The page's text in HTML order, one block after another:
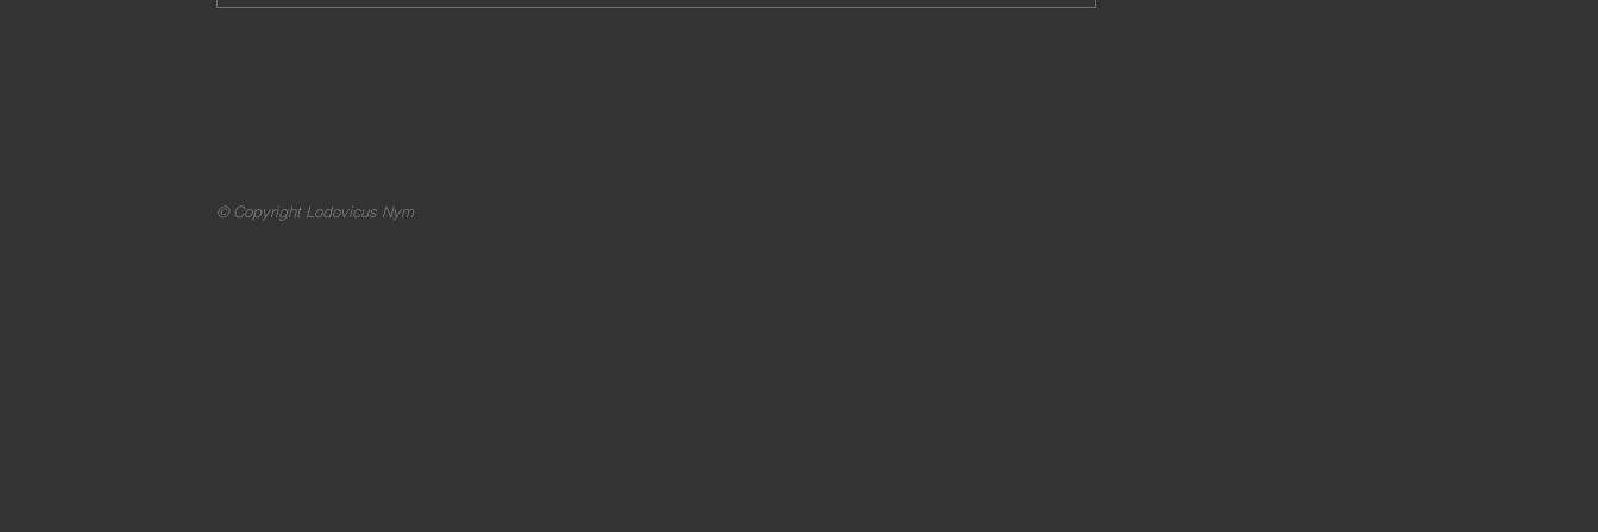
© Copyright Lodovicus Nym